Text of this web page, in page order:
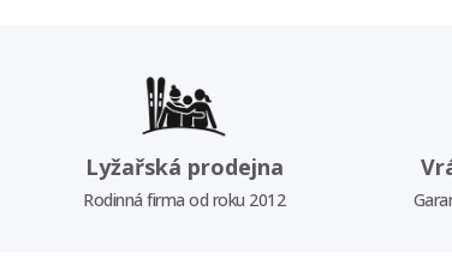
Lyžařská prodejna
Rodinná firma od roku 2012